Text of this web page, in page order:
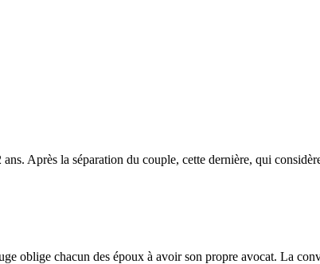
Après la séparation du couple, cette dernière, qui
oblige chacun des époux à avoir son propre avocat. La